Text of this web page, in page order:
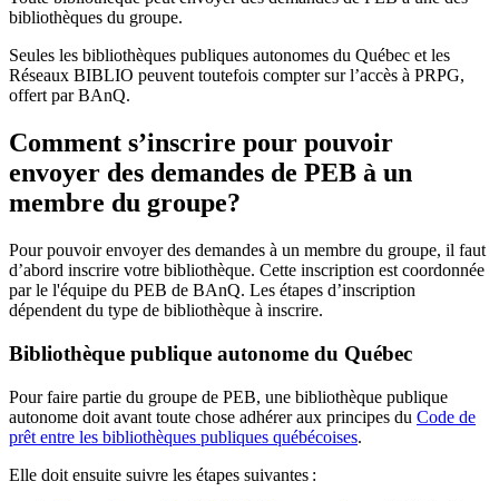
bibliothèques du groupe.
Seules les bibliothèques publiques autonomes du Québec et les
Réseaux BIBLIO peuvent toutefois compter sur l’accès à PRPG,
offert par BAnQ.
Comment s’inscrire pour pouvoir
envoyer des demandes de PEB à un
membre du groupe?
Pour pouvoir envoyer des demandes à un membre du groupe, il faut
d’abord inscrire votre bibliothèque. Cette inscription est coordonnée
par le l'équipe du PEB de BAnQ. Les étapes d’inscription
dépendent du type de bibliothèque à inscrire.
Bibliothèque publique autonome du Québec
Pour faire partie du groupe de PEB, une bibliothèque publique
autonome doit avant toute chose adhérer aux principes du Code de
prêt entre les bibliothèques publiques québécoises.
Elle doit ensuite suivre les étapes suivantes :